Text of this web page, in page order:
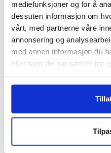
mediefunksjoner og for å
dessuten informasjon om
vårt, med partnerne våre
annonsering og
med annen informasjon du
eller som de har samlet inn
2/9
Tyrol med GD